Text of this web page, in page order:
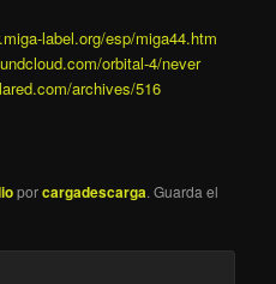
label.org/esp/miga44.htm
orbital-4/never
archives/516
porcargadescarga. Guarda el